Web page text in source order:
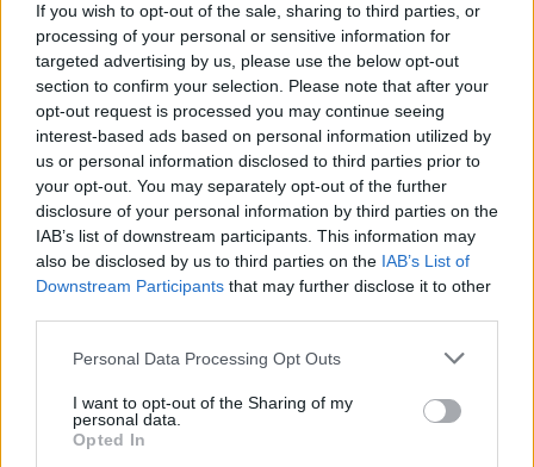
If you wish to opt-out of the sale, sharing to third parties, or
processing of your personal or sensitive information for
targeted advertising by us, please use the below opt-out
section to confirm your selection. Please note that after your
opt-out request is processed you may continue seeing
interest-based ads based on personal information utilized by
us or personal information disclosed to third parties prior to
your opt-out. You may separately opt-out of the further
disclosure of your personal information by third parties on the
IAB’s list of downstream participants. This information may
also be disclosed by us to third parties on the IAB’s List of
Downstream Participants that may further disclose it to other
Personal Data Processing Opt Outs
I want to opt-out of the Sharing of my
personal data.
Opted In
Το νυχτερινό σύμπτωμα
Μελετώντας τα συμπτώματα που
παρουσίασαν οι ασθενείς, οι γιατροί από
τη Νότια Αφρική παρατήρησαν ότι η
παραλλαγή Όμικρον προκαλεί ένα επιπλέον
σύμπτωμα.
πιο χαρακτηριστικά συμπτώματα των
ασθενών. Άλλα συμπτώματα που
εκδηλώνουν είναι ξηρός βήχας, πυρετός,